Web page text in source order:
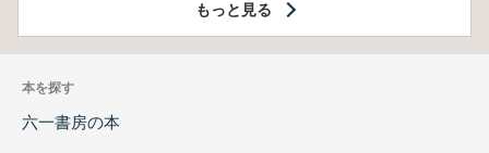
もっと見る
本を探す
六一書房の本